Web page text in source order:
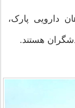
دارویی پارک،
هستند.